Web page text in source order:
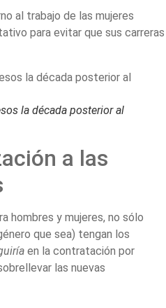
al trabajo de las mujeres
para evitar que sus carreras
la década posterior al
a las
hombres y mujeres, no sólo
que sea) tengan los
en la contratación por
las nuevas